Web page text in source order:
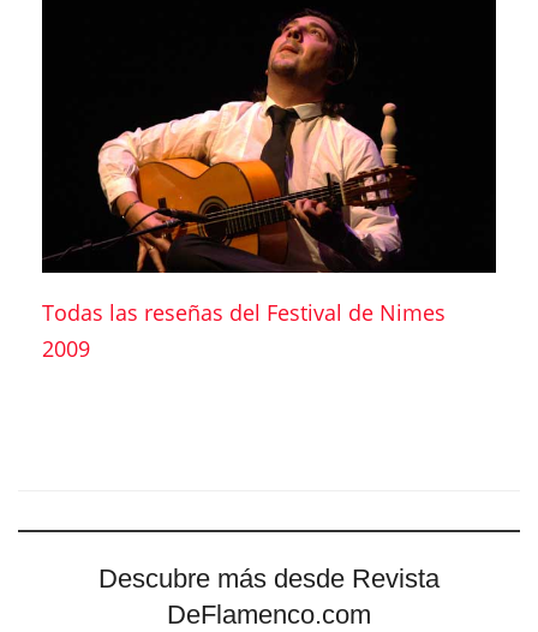
Todas las reseñas del Festival de Nimes
2009
Descubre más desde Revista
DeFlamenco.com